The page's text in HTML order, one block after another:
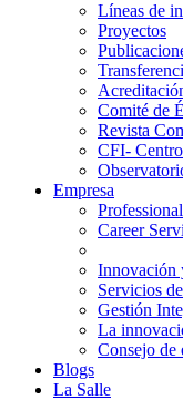
Líneas de
Proyectos
Comité de
Revista
CFI-
Empresa
Career
Innovación
Servicios
Gestión
La
Consejo de
Blogs
La Salle